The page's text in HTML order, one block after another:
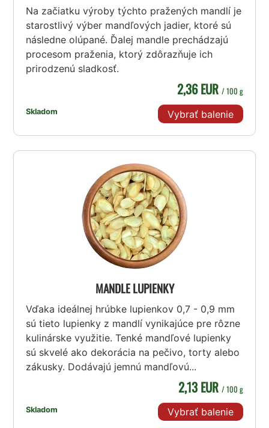
Na začiatku výroby týchto pražených mandlí je
starostlivý výber mandľových jadier, ktoré sú
následne olúpané. Ďalej mandle prechádzajú
procesom praženia, ktorý zdôrazňuje ich
prirodzenú sladkosť.
Skladom
2,36 EUR / 100 g
Vybrať balenie
MANDLE LUPIENKY
Vďaka ideálnej hrúbke lupienkov 0,7 - 0,9 mm
sú tieto lupienky z mandlí vynikajúce pre rôzne
kulinárske využitie. Tenké mandľové lupienky
sú skvelé ako dekorácia na pečivo, torty alebo
zákusky. Dodávajú jemnú mandľovú...
Skladom
2,13 EUR / 100 g
Vybrať balenie